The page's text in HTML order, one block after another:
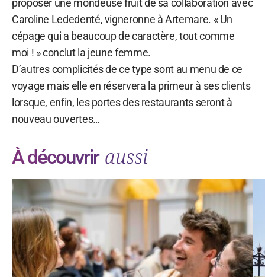
proposer une mondeuse fruit de sa collaboration avec
Caroline Lededenté, vigneronne à Artemare. « Un
cépage qui a beaucoup de caractère, tout comme
moi ! » conclut la jeune femme.
D’autres complicités de ce type sont au menu de ce
voyage mais elle en réservera la primeur à ses clients
lorsque, enfin, les portes des restaurants seront à
nouveau ouvertes…
À découvrir aussi